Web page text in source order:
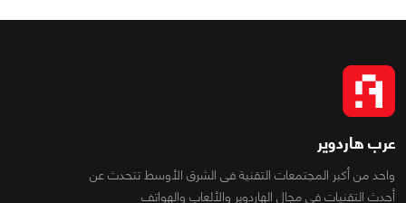
عرب هاردوير
واحد من أكبر المجتمعات التقنية فى الشرق الأوسط تتحدث عن
أحدث التقنيات فى مجال الهاردوير والألعاب والهواتف